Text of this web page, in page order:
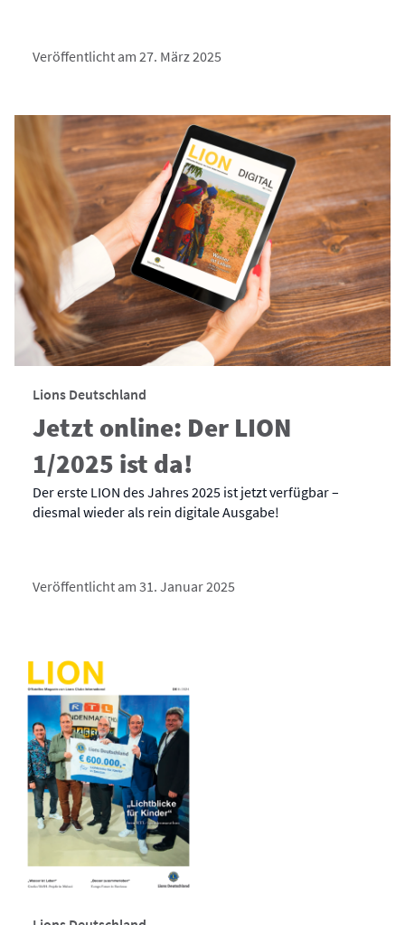
Veröffentlicht am 27. März 2025
Lions Deutschland
Jetzt online: Der LION
1/2025 ist da!
Der erste LION des Jahres 2025 ist jetzt verfügbar –
diesmal wieder als rein digitale Ausgabe!
Veröffentlicht am 31. Januar 2025